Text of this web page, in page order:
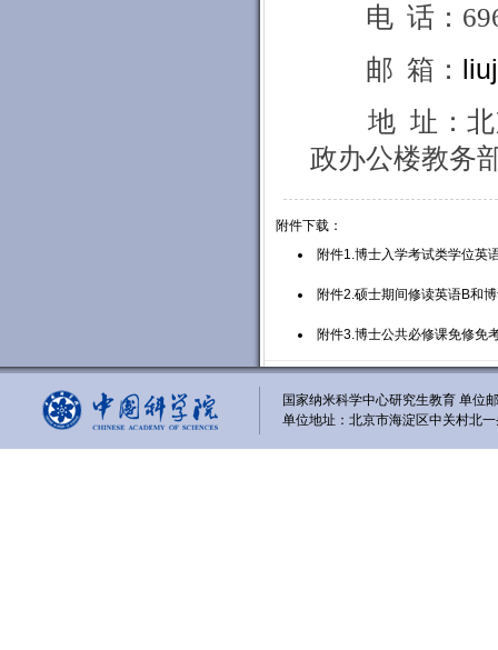
电 话：
邮 箱：
地 址：
政办公楼教务
附件下载：
附件1.博士入学考试类学位英
附件2.硕士期间修读英语B和
附件3.博士公共必修课免修免
国家纳米科学中心研究生教育 单位
单位地址：北京市海淀区中关村北